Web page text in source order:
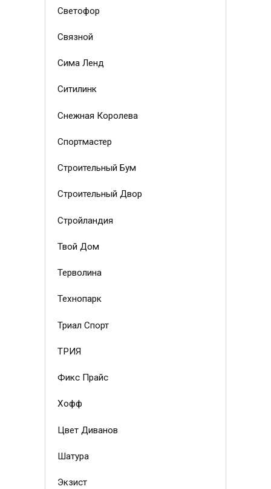
Светофор
Связной
Сима Ленд
Ситилинк
Снежная Королева
Спортмастер
Строительный Бум
Строительный Двор
Стройландия
Твой Дом
Терволина
Технопарк
Триал Спорт
ТРИЯ
Фикс Прайс
Хофф
Цвет Диванов
Шатура
Экзист